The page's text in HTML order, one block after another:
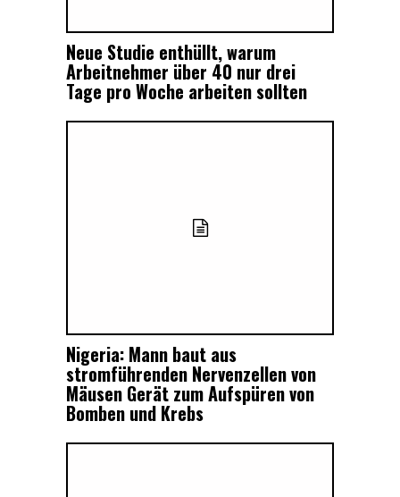
Neue Studie enthüllt, warum
Arbeitnehmer über 40 nur drei
Tage pro Woche arbeiten sollten
Nigeria: Mann baut aus
stromführenden Nervenzellen von
Mäusen Gerät zum Aufspüren von
Bomben und Krebs